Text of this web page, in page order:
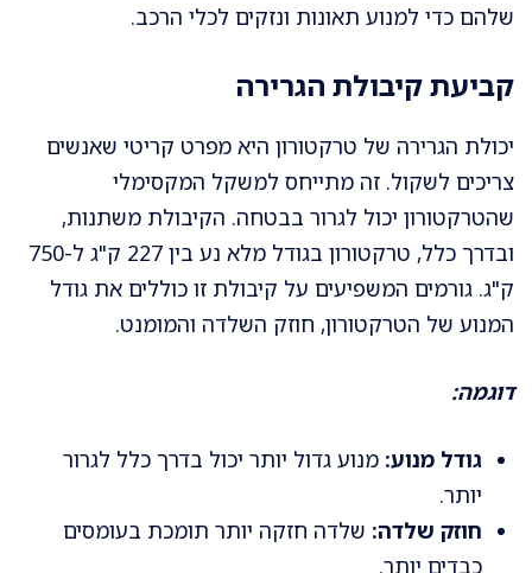
שלהם כדי למנוע תאונות ונזקים לכלי הרכב.
קביעת קיבולת הגרירה
יכולת הגרירה של טרקטורון היא מפרט קריטי שאנשים
צריכים לשקול. זה מתייחס למשקל המקסימלי
שהטרקטורון יכול לגרור בבטחה. הקיבולת משתנות,
ובדרך כלל, טרקטורון בגודל מלא נע בין 227 ק"ג ל-750
ק"ג. גורמים המשפיעים על קיבולת זו כוללים את גודל
המנוע של הטרקטורון, חוזק השלדה והמומנט.
דוגמה:
גודל מנוע: מנוע גדול יותר יכול בדרך כלל לגרור
יותר.
חוזק שלדה: שלדה חזקה יותר תומכת בעומסים
כבדים יותר.